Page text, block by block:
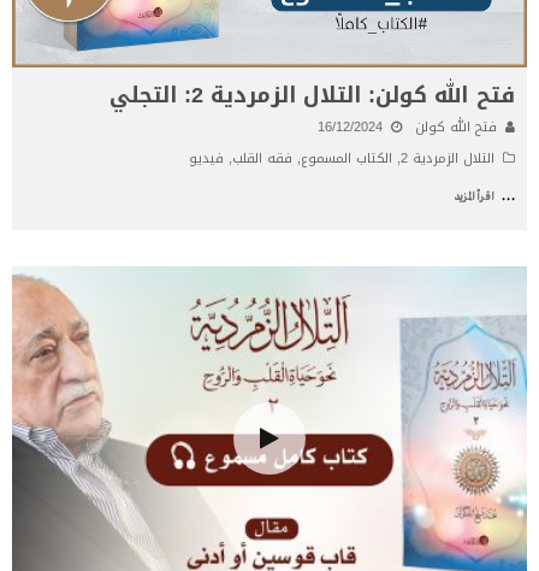
فتح الله كولن: التلال الزمردية 2: التجلي
فتح الله كولن
16/12/2024
التلال الزمردية 2 , الكتاب المسموع, فقه القلب, فيديو
... اقرأ المزيد